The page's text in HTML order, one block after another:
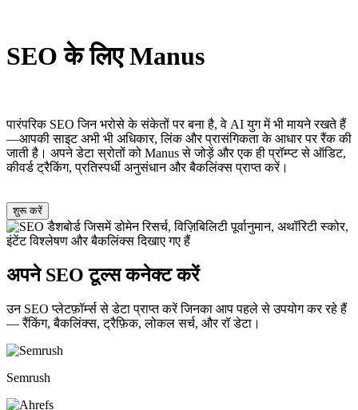
SEO के लिए Manus
पारंपरिक SEO जिन भरोसे के संकेतों पर बना है, वे AI युग में भी मायने रखते हैं
—आपकी साइट अभी भी अधिकार, लिंक और प्रासंगिकता के आधार पर रैंक की
जाती है। अपने डेटा स्रोतों को Manus से जोड़ें और एक ही प्रॉम्प्ट से ऑडिट,
कीवर्ड ट्रैकिंग, प्रतिस्पर्धी अनुसंधान और बैकलिंक्स प्राप्त करें।
शुरू करें
अपने SEO टूल्स कनेक्ट करें
उन SEO प्लेटफ़ॉर्म्स से डेटा प्राप्त करें जिनका आप पहले से उपयोग कर रहे हैं
— रैंकिंग, बैकलिंक्स, ट्रैफ़िक, लोकल सर्च, और रॉ डेटा।
Semrush